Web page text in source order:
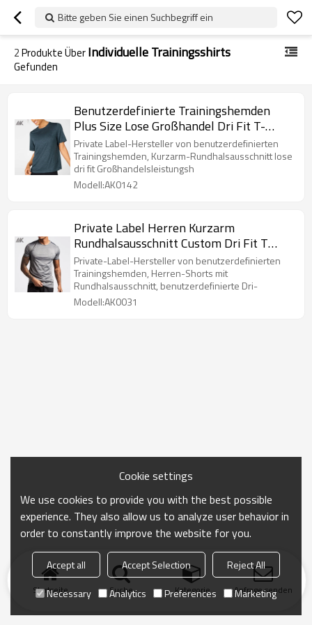
Bitte geben Sie einen Suchbegriff ein
2Produkte ÜberIndividuelle Trainingsshirts
Gefunden
Benutzerdefinierte Trainingshemden
Plus Size Lose Großhandel Dri Fit T-
Shirts für Frauen-Aktik
Private Label-Hersteller von benutzerdefinierten
Trainingshemden, Kurzarm-Rundhalsausschnitt lose
dri fit Großhandelsleistungsh
Modell:AK0142
Private Label Herren Kurzarm
Rundhalsausschnitt Custom Dri Fit T
Shirts-Aktik
Private-Label-Hersteller von benutzerdefinierten
Trainingshemden, Herren-Shorts mit
Rundhalsausschnitt, benutzerdefinierte Dri-
Modell:AK0031
Startseite Suche Kategorie Anfrage senden
Cookie settings
We use cookies to provide you with the best possible
experience. They also allow us to analyze user behavior in
order to constantly improve the website for you.
Accept all Accept Selection
Reject All
Necessary
Analytics Preferences Marketing